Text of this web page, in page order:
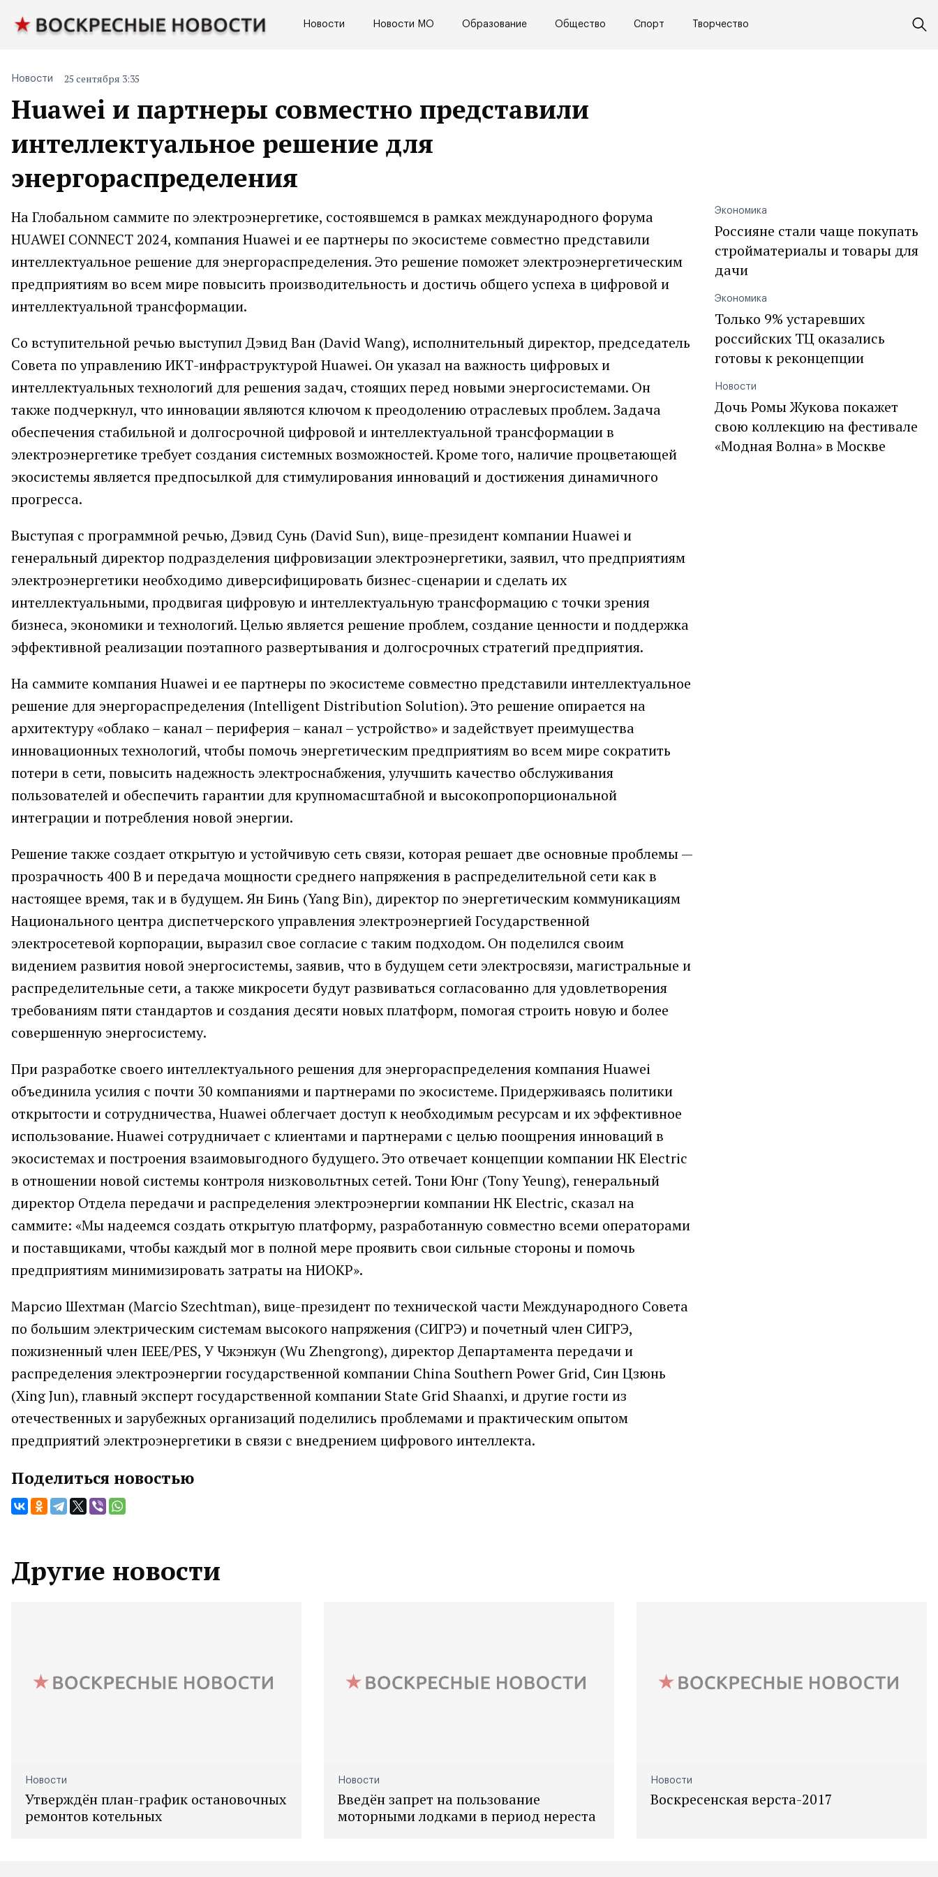
Новости Новости МО Образование Общество Спорт Творчество
Huawei и партнеры совместно представили
интеллектуальное решение для
энергораспределения
Новости 25 сентября 3:35
На Глобальном саммите по электроэнергетике, состоявшемся в рамках международного форума
HUAWEI CONNECT 2024, компания Huawei и ее партнеры по экосистеме совместно представили
интеллектуальное решение для энергораспределения. Это решение поможет электроэнергетическим
предприятиям во всем мире повысить производительность и достичь общего успеха в цифровой и
интеллектуальной трансформации.
Со вступительной речью выступил Дэвид Ван (David Wang), исполнительный директор, председатель
Совета по управлению ИКТ-инфраструктурой Huawei. Он указал на важность цифровых и
интеллектуальных технологий для решения задач, стоящих перед новыми энергосистемами. Он
также подчеркнул, что инновации являются ключом к преодолению отраслевых проблем. Задача
обеспечения стабильной и долгосрочной цифровой и интеллектуальной трансформации в
электроэнергетике требует создания системных возможностей. Кроме того, наличие процветающей
экосистемы является предпосылкой для стимулирования инноваций и достижения динамичного
прогресса.
Выступая с программной речью, Дэвид Сунь (David Sun), вице-президент компании Huawei и
генеральный директор подразделения цифровизации электроэнергетики, заявил, что предприятиям
электроэнергетики необходимо диверсифицировать бизнес-сценарии и сделать их
интеллектуальными, продвигая цифровую и интеллектуальную трансформацию с точки зрения
бизнеса, экономики и технологий. Целью является решение проблем, создание ценности и поддержка
эффективной реализации поэтапного развертывания и долгосрочных стратегий предприятия.
На саммите компания Huawei и ее партнеры по экосистеме совместно представили интеллектуальное
решение для энергораспределения (Intelligent Distribution Solution). Это решение опирается на
архитектуру «облако – канал – периферия – канал – устройство» и задействует преимущества
инновационных технологий, чтобы помочь энергетическим предприятиям во всем мире сократить
потери в cети, повысить надежность электроснабжения, улучшить качество обслуживания
пользователей и обеспечить гарантии для крупномасштабной и высокопропорциональной
интеграции и потребления новой энергии.
Решение также создает открытую и устойчивую сеть связи, которая решает две основные проблемы —
прозрачность 400 В и передача мощности среднего напряжения в распределительной сети как в
настоящее время, так и в будущем. Ян Бинь (Yang Bin), директор по энергетическим коммуникациям
Национального центра диспетчерского управления электроэнергией Государственной
электросетевой корпорации, выразил свое согласие с таким подходом. Он поделился своим
видением развития новой энергосистемы, заявив, что в будущем сети электросвязи, магистральные и
распределительные сети, а также микросети будут развиваться согласованно для удовлетворения
требованиям пяти стандартов и создания десяти новых платформ, помогая строить новую и более
совершенную энергосистему.
При разработке своего интеллектуального решения для энергораспределения компания Huawei
объединила усилия с почти 30 компаниями и партнерами по экосистеме. Придерживаясь политики
открытости и сотрудничества, Huawei облегчает доступ к необходимым ресурсам и их эффективное
использование. Huawei сотрудничает с клиентами и партнерами с целью поощрения инноваций в
экосистемах и построения взаимовыгодного будущего. Это отвечает концепции компании HK Electric
в отношении новой системы контроля низковольтных сетей. Тони Юнг (Tony Yeung), генеральный
директор Отдела передачи и распределения электроэнергии компании HK Electric, сказал на
саммите: «Мы надеемся создать открытую платформу, разработанную совместно всеми операторами
и поставщиками, чтобы каждый мог в полной мере проявить свои сильные стороны и помочь
предприятиям минимизировать затраты на НИОКР».
Марсио Шехтман (Marcio Szechtman), вице-президент по технической части Международного Совета
по большим электрическим системам высокого напряжения (СИГРЭ) и почетный член СИГРЭ,
пожизненный член IEEE/PES, У Чжэнжун (Wu Zhengrong), директор Департамента передачи и
распределения электроэнергии государственной компании China Southern Power Grid, Син Цзюнь
(Xing Jun), главный эксперт государственной компании State Grid Shaanxi, и другие гости из
отечественных и зарубежных организаций поделились проблемами и практическим опытом
предприятий электроэнергетики в связи с внедрением цифрового интеллекта.
Поделиться новостью
Экономика
Россияне стали чаще покупать
стройматериалы и товары для
дачи
Экономика
Только 9% устаревших
российских ТЦ оказались
готовы к реконцепции
Новости
Дочь Ромы Жукова покажет
свою коллекцию на фестивале
«Модная Волна» в Москве
Другие новости
Новости
Утверждён план-график остановочных
ремонтов котельных
Новости
Введён запрет на пользование
моторными лодками в период нереста
Новости
Воскресенская верста-2017